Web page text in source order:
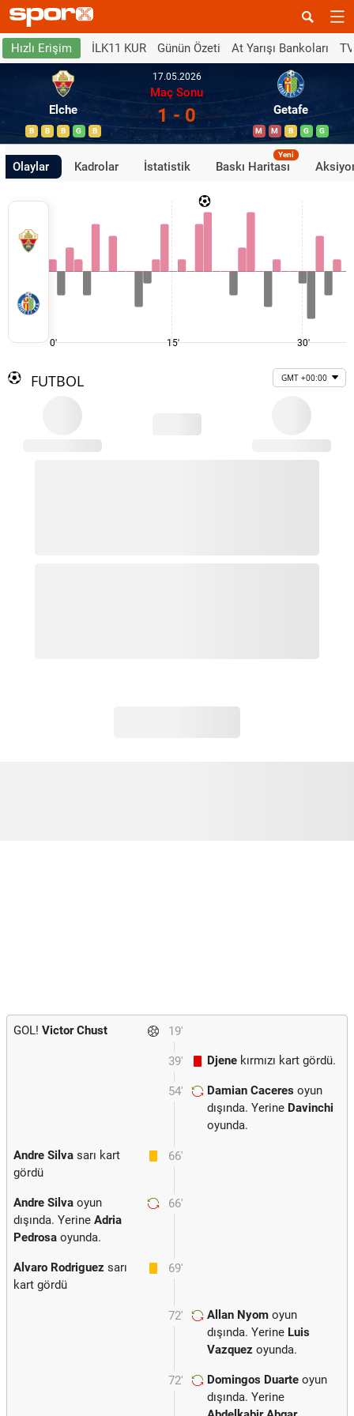
Hızlı Erişim İLK11 KUR Günün Özeti At Yarışı Bankoları
Elche
B B B G B
17.05.2026
Maç Sonu
1 - 0 Getafe
M M B G G
Olaylar Kadrolar İstatistik Baskı Haritası
Yeni
0' 15' 30'
FUTBOL GMT +00:00
19'
GOL! Victor Chust
39' Djene kırmızı kart gördü.
54' Damian Caceres oyun
dışında. Yerine Davinchi
oyunda.
66'
Andre Silva sarı kart
gördü
66'
Andre Silva oyun
dışında. Yerine Adria
Pedrosa oyunda.
69'
Alvaro Rodriguez sarı
kart gördü
72' Allan Nyom oyun
dışında. Yerine Luis
Vazquez oyunda.
72' Domingos Duarte oyun
dışında. Yerine